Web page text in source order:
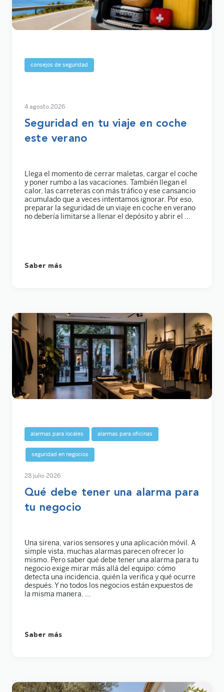
consejos de seguridad
4 agosto 2026
Seguridad en tu viaje en coche
este verano
Llega el momento de cerrar maletas, cargar el coche
y poner rumbo a las vacaciones. También llegan el
calor, las carreteras con más tráfico y ese cansancio
acumulado que a veces intentamos ignorar. Por eso,
preparar la seguridad de un viaje en coche en verano
no debería limitarse a llenar el depósito y abrir el ...
Saber más
alarmas para locales alarmas para oficinas
seguridad en negocios
28 julio 2026
Qué debe tener una alarma para
tu negocio
Una sirena, varios sensores y una aplicación móvil. A
simple vista, muchas alarmas parecen ofrecer lo
mismo. Pero saber qué debe tener una alarma para tu
negocio exige mirar más allá del equipo: cómo
detecta una incidencia, quién la verifica y qué ocurre
después. Y no todos los negocios están expuestos de
la misma manera. ...
Saber más